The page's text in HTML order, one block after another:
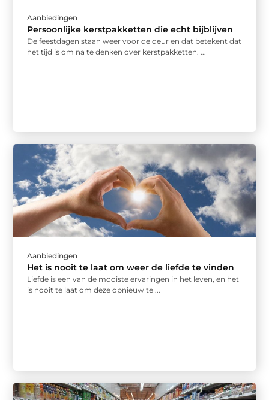
Aanbiedingen
Persoonlijke kerstpakketten die echt bijblijven
De feestdagen staan weer voor de deur en dat betekent dat
het tijd is om na te denken over kerstpakketten. ...
Aanbiedingen
Het is nooit te laat om weer de liefde te vinden
Liefde is een van de mooiste ervaringen in het leven, en het
is nooit te laat om deze opnieuw te ...